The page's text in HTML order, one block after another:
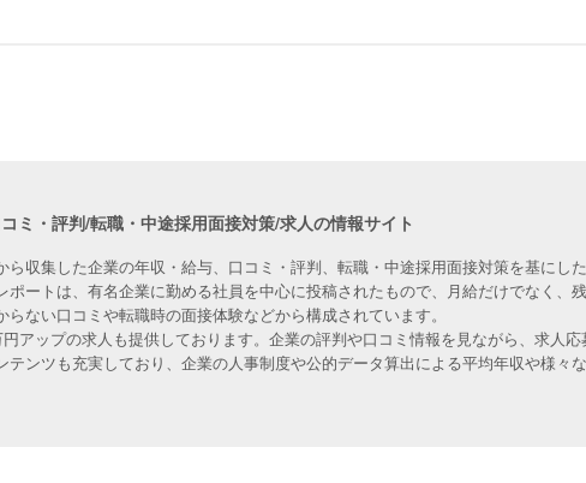
ミ・評判/転職・中途採用面接対策/求人の情報サイト
収集した企業の年収・給与、口コミ・評判、転職・中途採用面接対策を基にし
ートは、有名企業に勤める社員を中心に投稿されたもので、月給だけでなく
ない口コミや転職時の面接体験などから構成されています。
アップの求人も提供しております。企業の評判や口コミ情報を見ながら、求人応
テンツも充実しており、企業の人事制度や公的データ算出による平均年収や様々